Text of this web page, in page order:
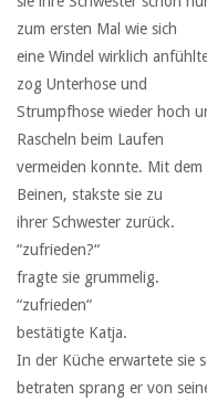
zum ersten Mal wie sich
eine Windel wirklich
zog Unterhose und
Strumpfhose wieder hoch
Rascheln beim Laufen
vermeiden konnte. Mit
Beinen, stakste sie zu
ihrer Schwester zurück.
“zufrieden?“
fragte sie grummelig.
“zufrieden“
bestätigte Katja.
In der Küche erwartete sie
betraten sprang er von